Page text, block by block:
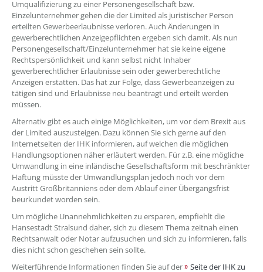
Umqualifizierung zu einer Personengesellschaft bzw.
Einzelunternehmer gehen die der Limited als juristischer Person
erteilten Gewerbeerlaubnisse verloren. Auch Änderungen in
gewerberechtlichen Anzeigepflichten ergeben sich damit. Als nun
Personengesellschaft/Einzelunternehmer hat sie keine eigene
Rechtspersönlichkeit und kann selbst nicht Inhaber
gewerberechtlicher Erlaubnisse sein oder gewerberechtliche
Anzeigen erstatten. Das hat zur Folge, dass Gewerbeanzeigen zu
tätigen sind und Erlaubnisse neu beantragt und erteilt werden
müssen.
Alternativ gibt es auch einige Möglichkeiten, um vor dem Brexit aus
der Limited auszusteigen. Dazu können Sie sich gerne auf den
Internetseiten der IHK informieren, auf welchen die möglichen
Handlungsoptionen näher erläutert werden. Für z.B. eine mögliche
Umwandlung in eine inländische Gesellschaftsform mit beschränkter
Haftung müsste der Umwandlungsplan jedoch noch vor dem
Austritt Großbritanniens oder dem Ablauf einer Übergangsfrist
beurkundet worden sein.
Um mögliche Unannehmlichkeiten zu ersparen, empfiehlt die
Hansestadt Stralsund daher, sich zu diesem Thema zeitnah einen
Rechtsanwalt oder Notar aufzusuchen und sich zu informieren, falls
dies nicht schon geschehen sein sollte.
Weiterführende Informationen finden Sie auf der
Seite der IHK zu